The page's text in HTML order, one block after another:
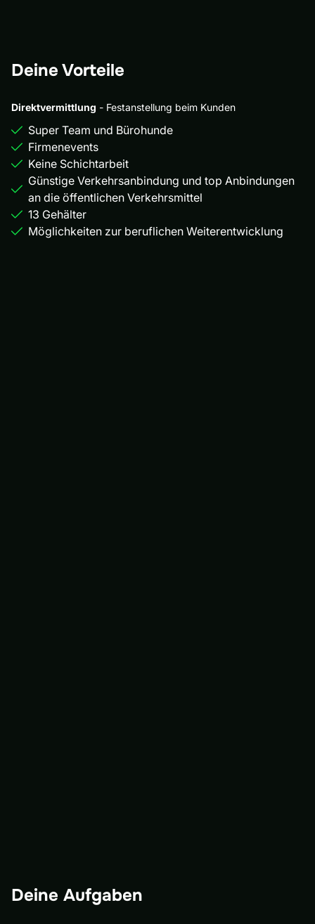
Deine Vorteile
Direktvermittlung - Festanstellung beim Kunden
Super Team und Bürohunde
Firmenevents
Keine Schichtarbeit
Günstige Verkehrsanbindung und top Anbindungen
an die öffentlichen Verkehrsmittel
13 Gehälter
Möglichkeiten zur beruflichen Weiterentwicklung
Deine Aufgaben